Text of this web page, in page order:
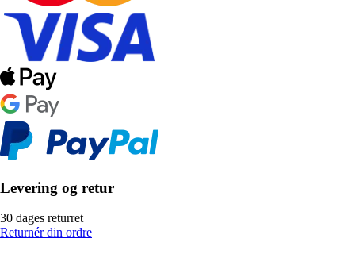
Levering og retur
30 dages returret
Returnér din ordre